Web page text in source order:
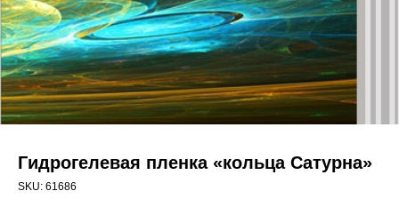
Гидрогелевая пленка «кольца Сатурна»
SKU: 61686